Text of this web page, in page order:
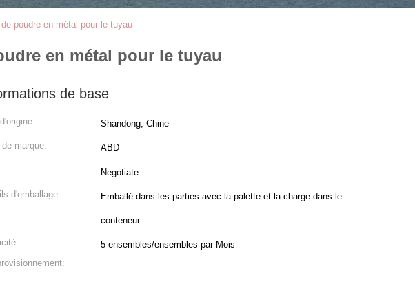
poudre en métal pour le tuyau
en métal pour le tuyau
de base
Shandong, Chine
de marque: ABD
Negotiate
d'emballage: Emballé dans les parties avec la palette et la charge dans le
conteneur
5 ensembles/ensembles par Mois